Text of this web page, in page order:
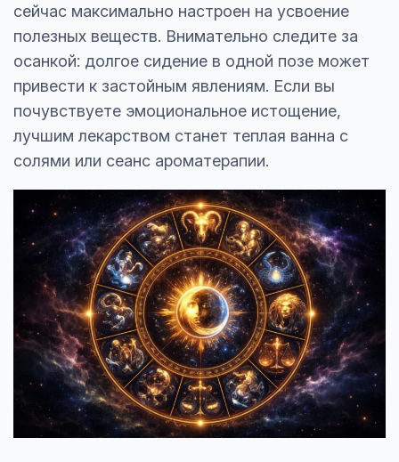
сейчас максимально настроен на усвоение
полезных веществ. Внимательно следите за
осанкой: долгое сидение в одной позе может
привести к застойным явлениям. Если вы
почувствуете эмоциональное истощение,
лучшим лекарством станет теплая ванна с
солями или сеанс ароматерапии.